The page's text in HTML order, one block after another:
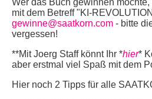
Wer das Buch gewinnen möchte,
mit dem Betreff "KI-
gewinne@saatkorn.com - bitte
vergessen!
**Mit Joerg Staff könnt Ihr *hier*
aber erstmal viel Spaß mit dem
Hier noch 2 Tipps für alle